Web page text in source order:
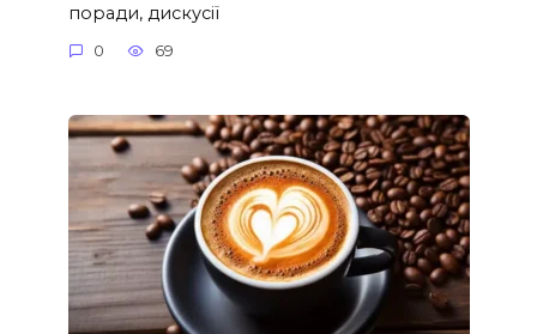
поради, дискусії
0 69